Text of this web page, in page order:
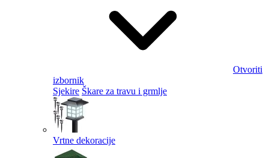
Otvoriti
izbornik
Sjekire Škare za travu i grmlje
Vrtne dekoracije